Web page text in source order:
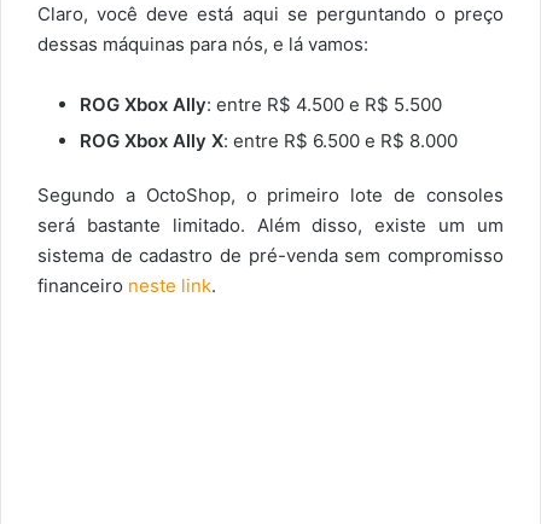
Claro, você deve está aqui se perguntando o preço
dessas máquinas para nós, e lá vamos:
ROG Xbox Ally: entre R$ 4.500 e R$ 5.500
ROG Xbox Ally X: entre R$ 6.500 e R$ 8.000
Segundo a OctoShop, o primeiro lote de consoles
será bastante limitado. Além disso, existe um um
sistema de cadastro de pré-venda sem compromisso
financeiro neste link.